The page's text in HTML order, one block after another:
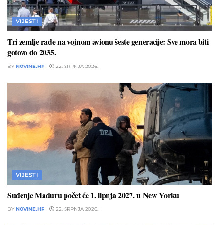
VIJESTI
Tri zemlje rade na vojnom avionu šeste generacije: Sve mora biti
gotovo do 2035.
BY NOVINE.HR 22. SRPNJA 2026.
VIJESTI
Suđenje Maduru počet će 1. lipnja 2027. u New Yorku
BY NOVINE.HR 22. SRPNJA 2026.